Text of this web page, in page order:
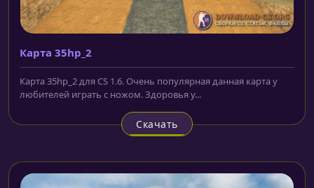
Карта 35hp_2
Карта 35hp_2 для CS 1.6. Очень популярная данная карта у
любителей играть с ножом. Здоровья у...
Скачать